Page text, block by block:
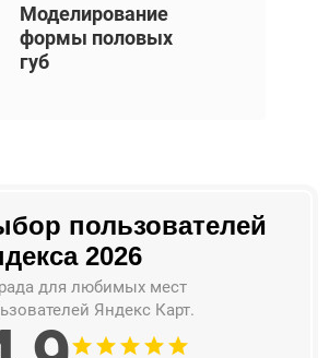
Моделирование
формы половых
губ
пользователей
2026
для любимых мест
Яндекс Карт.